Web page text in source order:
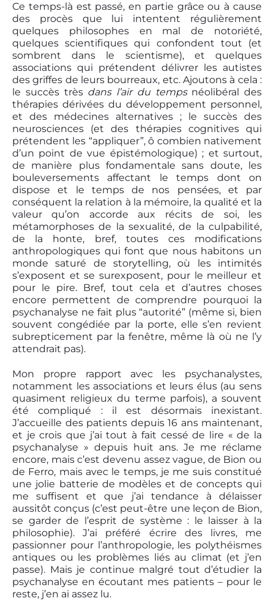
Ce temps-là est passé, en partie grâce ou à cause
des procès que lui intentent régulièrement
quelques philosophes en mal de notoriété,
quelques scientifiques qui confondent tout (et
sombrent dans le scientisme), et quelques
associations qui prétendent délivrer les autistes
des griffes de leurs bourreaux, etc. Ajoutons à cela :
le succès très dans l’air du tempsnéolibéral des
thérapies dérivées du développement personnel,
et des médecines alternatives ; le succès des
neurosciences (et des thérapies cognitives qui
prétendent les “appliquer”, ô combien nativement
d’un point de vue épistémologique) ; et surtout,
de manière plus fondamentale sans doute, les
bouleversements affectant le temps dont on
dispose et le temps de nos pensées, et par
conséquent la relation à la mémoire, la qualité et la
valeur qu’on accorde aux récits de soi, les
métamorphoses de la sexualité, de la culpabilité,
de la honte, bref, toutes ces modifications
anthropologiques qui font que nous habitons un
monde saturé de storytelling, où les intimités
s’exposent et se surexposent, pour le meilleur et
pour le pire. Bref, tout cela et d’autres choses
encore permettent de comprendre pourquoi la
psychanalyse ne fait plus “autorité” (même si, bien
souvent congédiée par la porte, elle s’en revient
subrepticement par la fenêtre, même là où ne l’y
attendrait pas).
Mon propre rapport avec les psychanalystes,
notamment les associations et leurs élus (au sens
quasiment religieux du terme parfois), a souvent
été compliqué : il est désormais inexistant.
J’accueille des patients depuis 16 ans maintenant,
et je crois que j’ai tout à fait cessé de lire « de la
psychanalyse » depuis huit ans. Je me réclame
encore, mais c’est devenu assez vague, de Bion ou
de Ferro, mais avec le temps, je me suis constitué
une jolie batterie de modèles et de concepts qui
me suffisent et que j’ai tendance à délaisser
aussitôt conçus (c’est peut-être une leçon de Bion,
se garder de l’esprit de système : le laisser à la
philosophie). J’ai préféré écrire des livres, me
passionner pour l’anthropologie, les polythéismes
antiques ou les problèmes liés au climat (et j’en
passe). Mais je continue malgré tout d’étudier la
psychanalyse en écoutant mes patients – pour le
reste, j’en ai assez lu.